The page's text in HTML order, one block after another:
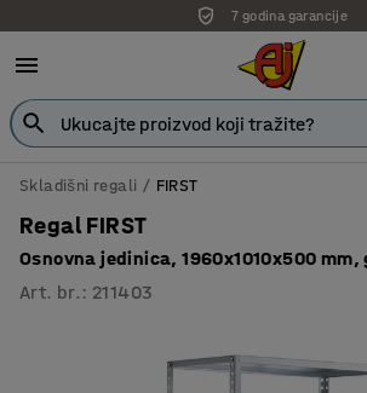
7 godina garancije
Skladišni regali FIRST
Regal FIRST
Osnovna jedinica, 1960x1010x500
Art. br. : 211403